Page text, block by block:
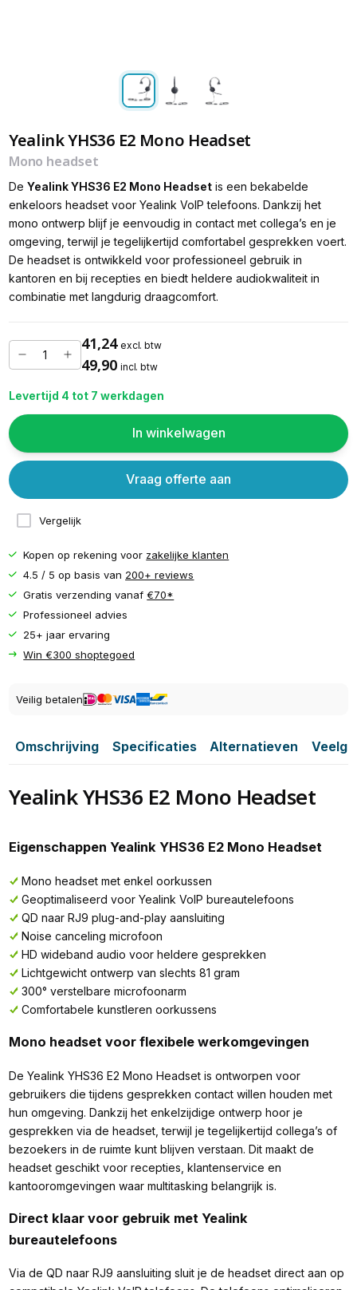
Yealink YHS36 E2 Mono Headset
Mono headset
De YealinkYHS36 E2 Mono Headsetis een bekabelde
enkeloors headset voor Yealink VoIP telefoons. Dankzij het
mono ontwerp blijf je eenvoudig in contact met collega’s en je
omgeving, terwijl je tegelijkertijd comfortabel gesprekken voert.
De headset is ontwikkeld voor professioneel gebruik in
kantoren en bij recepties en biedt heldere audiokwaliteit in
combinatie met langdurig draagcomfort.
41,24 excl. btw
49,90 incl. btw
Levertijd 4 tot 7 werkdagen
In winkelwagen
Vergelijk
Vraag offerte aan
Kopen op rekening voor zakelijke klanten
4.5 / 5 op basis van 200+ reviews
Gratis verzending vanaf€70*
Professioneel advies
25+ jaar ervaring
Win €300 shoptegoed
Veilig betalen
Omschrijving Specificaties Alternatieven
Yealink YHS36 E2 Mono Headset
Eigenschappen Yealink YHS36 E2 Mono Headset
Mono headset met enkel oorkussen
Geoptimaliseerd voor Yealink VoIP bureautelefoons
QD naar RJ9 plug-and-play aansluiting
Noise canceling microfoon
HD wideband audio voor heldere gesprekken
Lichtgewicht ontwerp van slechts 81 gram
300° verstelbare microfoonarm
Comfortabele kunstleren oorkussens
Mono headset voor flexibele werkomgevingen
De Yealink YHS36 E2 Mono Headset is ontworpen voor
gebruikers die tijdens gesprekken contact willen houden met
hun omgeving. Dankzij het enkelzijdige ontwerp hoor je
gesprekken via de headset, terwijl je tegelijkertijd collega’s of
bezoekers in de ruimte kunt blijven verstaan. Dit maakt de
headset geschikt voor recepties, klantenservice en
kantooromgevingen waar multitasking belangrijk is.
Direct klaar voor gebruik met Yealink
bureautelefoons
Via de QD naar RJ9 aansluiting sluit je de headset direct aan op